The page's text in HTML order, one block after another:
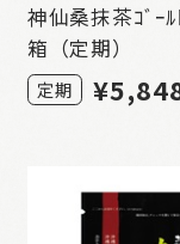
神仙桑抹茶ｺﾞ
箱（定期）
定期